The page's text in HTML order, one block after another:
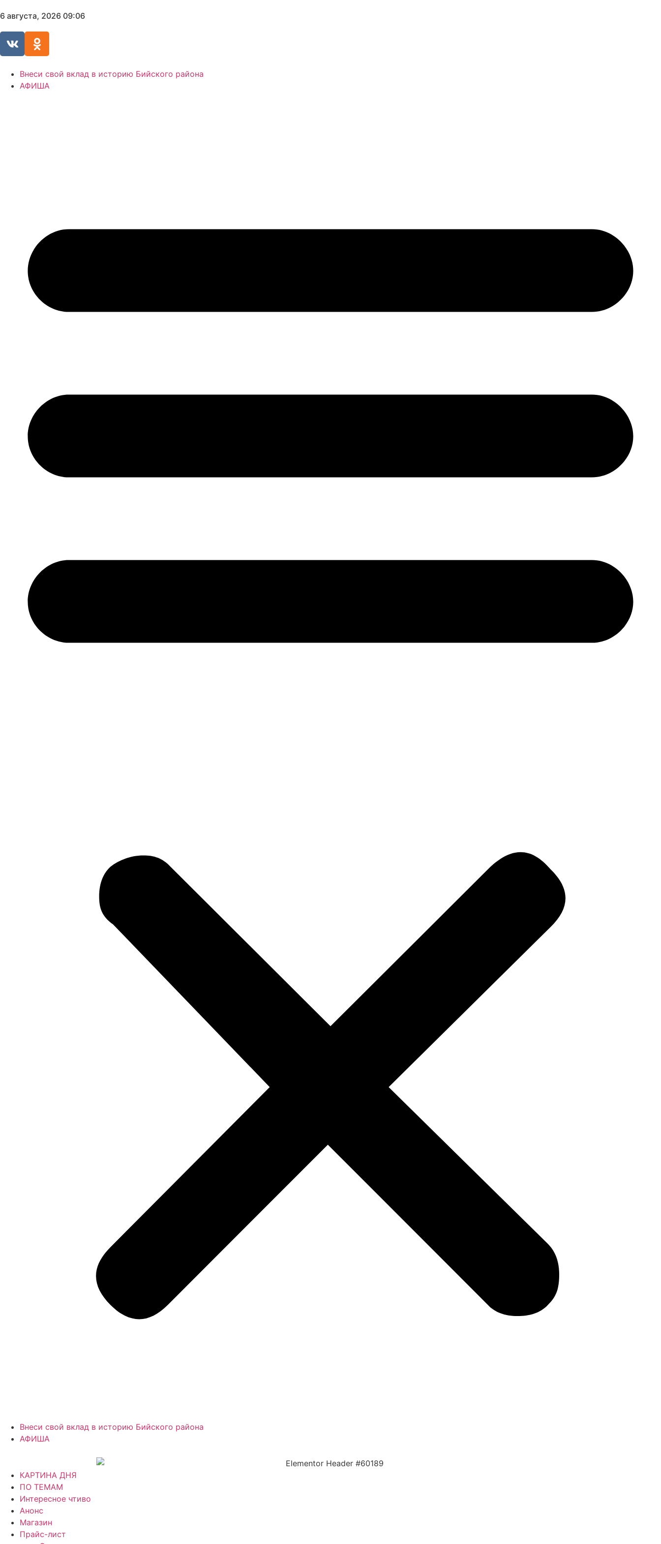
6 августа, 2026 09:06
Внеси свой вклад в историю Бийского района
АФИША
Внеси свой вклад в историю Бийского района
АФИША
КАРТИНА ДНЯ
ПО ТЕМАМ
Интересное чтиво
Анонс
Магазин
Прайс-лист